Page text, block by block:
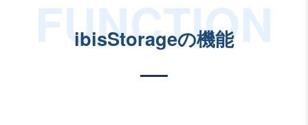
ibisStorageの機能